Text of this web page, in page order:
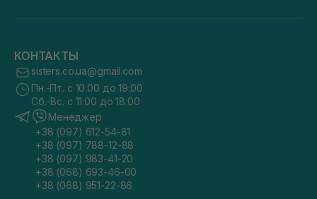
КОНТАКТЫ
sisters.co.ua@gmail.com
Пн.-Пт. с 10:00 до 19:00
Сб.-Вс. с 11:00 до 18:00
Менеджер
+38 (097) 612-54-81
+38 (097) 788-12-88
+38 (097) 983-41-20
+38 (068) 693-46-00
+38 (068) 951-22-86